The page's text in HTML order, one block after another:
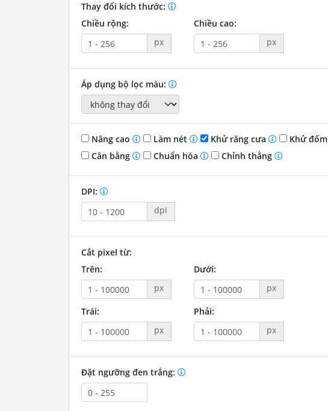
Thay đổi kích thước:
Chiều rộng:
px
Chiều cao:
px
Áp dụng bộ lọc màu:
Nâng cao Làm nét Khử răng cưa
Khử đốm
Cân bằng
Chuẩn hóa Chỉnh thẳng
DPI:
dpi
Cắt pixel từ:
Trên:
px
Dưới:
px
Trái:
px
Phải:
px
Đặt ngưỡng đen trắng: